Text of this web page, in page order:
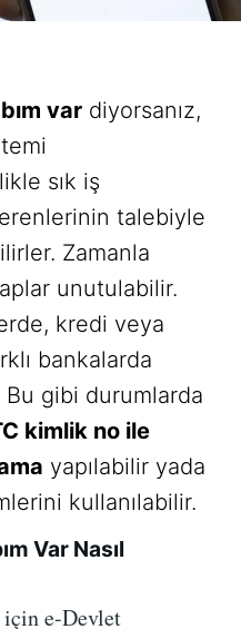
var diyorsanız,
sık iş
talebiyle
Zamanla
unutulabilir.
kredi veya
bankalarda
Bu gibi durumlarda
kimlik no ile
yapılabilir yada
kullanılabilir.
Var Nasıl
için e-Devlet